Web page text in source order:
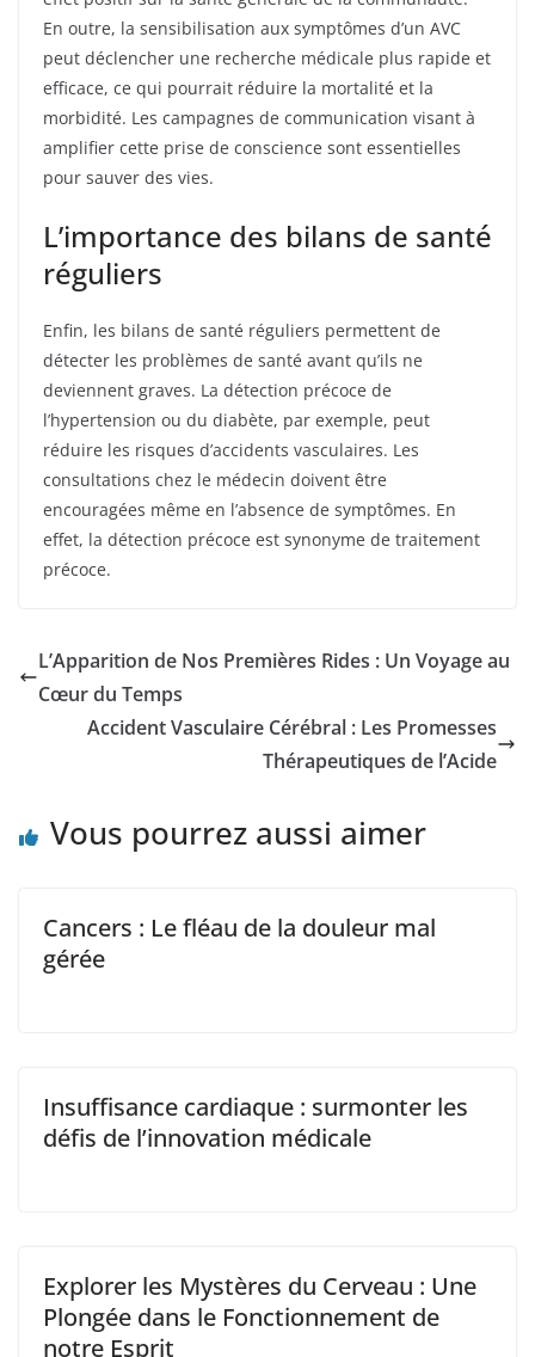
En outre, la sensibilisation aux symptômes d’un AVC
peut déclencher une recherche médicale plus rapide et
efficace, ce qui pourrait réduire la mortalité et la
morbidité. Les campagnes de communication visant à
amplifier cette prise de conscience sont essentielles
pour sauver des vies.
L’importance des bilans de santé
réguliers
Enfin, les bilans de santé réguliers permettent de
détecter les problèmes de santé avant qu’ils ne
deviennent graves. La détection précoce de
l’hypertension ou du diabète, par exemple, peut
réduire les risques d’accidents vasculaires. Les
consultations chez le médecin doivent être
encouragées même en l’absence de symptômes. En
effet, la détection précoce est synonyme de traitement
précoce.
L’Apparition de Nos Premières Rides : Un Voyage au
Cœur du Temps
Accident Vasculaire Cérébral : Les Promesses
Thérapeutiques de l’Acide
Vous pourrez aussi aimer
Cancers : Le fléau de la douleur mal
gérée
Insuffisance cardiaque : surmonter les
défis de l’innovation médicale
Explorer les Mystères du Cerveau : Une
Plongée dans le Fonctionnement de
notre Esprit